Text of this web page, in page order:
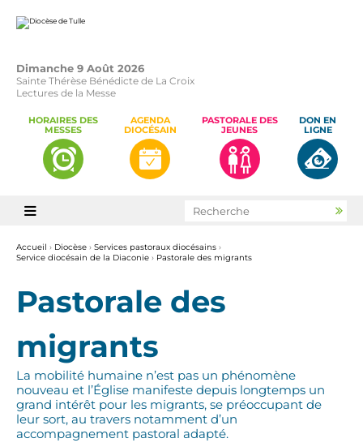
contenu.
navigationDimanche 9 Août 2026
Sainte Thérèse Bénédicte de La Croix
Lectures de la Messe
HORAIRES DES
MESSES
AGENDA
DIOCÉSAIN
PASTORALE DES
JEUNES
DON EN
LIGNE

Accueil › Diocèse › Services pastoraux diocésains ›
Service diocésain de la Diaconie › Pastorale des migrants
Pastorale des
migrants
La mobilité humaine n’est pas un phénomène
nouveau et l’Église manifeste depuis longtemps un
grand intérêt pour les migrants, se préoccupant de
leur sort, au travers notamment d’un
accompagnement pastoral adapté.